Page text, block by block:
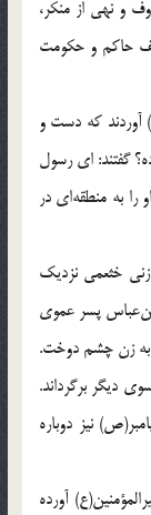
و نهی از منکر،
حاکم و حکومت
آوردند که دست و
گفتند: ای رسول
را به منطقه‌ای در
خثعمی نزديک
پسر عموی
زن چشم دوخت.
ديگر برگرداند.
نيز دوباره
آورده